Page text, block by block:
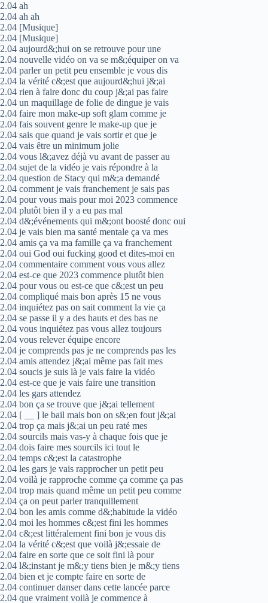
2.04 ah
2.04 ah ah
2.04 [Musique]
2.04 [Musique]
2.04 aujourd&;hui on se retrouve pour une
2.04 nouvelle vidéo on va se m&;équiper on va
2.04 parler un petit peu ensemble je vous dis
2.04 la vérité c&;est que aujourd&;hui j&;ai
2.04 rien à faire donc du coup j&;ai pas faire
2.04 un maquillage de folie de dingue je vais
2.04 faire mon make-up soft glam comme je
2.04 fais souvent genre le make-up que je
2.04 sais que quand je vais sortir et que je
2.04 vais être un minimum jolie
2.04 vous l&;avez déjà vu avant de passer au
2.04 sujet de la vidéo je vais répondre à la
2.04 question de Stacy qui m&;a demandé
2.04 comment je vais franchement je sais pas
2.04 pour vous mais pour moi 2023 commence
2.04 plutôt bien il y a eu pas mal
2.04 d&;événements qui m&;ont boosté donc oui
2.04 je vais bien ma santé mentale ça va mes
2.04 amis ça va ma famille ça va franchement
2.04 oui God oui fucking good et dites-moi en
2.04 commentaire comment vous vous allez
2.04 est-ce que 2023 commence plutôt bien
2.04 pour vous ou est-ce que c&;est un peu
2.04 compliqué mais bon après 15 ne vous
2.04 inquiétez pas on sait comment la vie ça
2.04 se passe il y a des hauts et des bas ne
2.04 vous inquiétez pas vous allez toujours
2.04 vous relever équipe encore
2.04 je comprends pas je ne comprends pas les
2.04 amis attendez j&;ai même pas fait mes
2.04 soucis je suis là je vais faire la vidéo
2.04 est-ce que je vais faire une transition
2.04 les gars attendez
2.04 bon ça se trouve que j&;ai tellement
2.04 [ __ ] le bail mais bon on s&;en fout j&;ai
2.04 trop ça mais j&;ai un peu raté mes
2.04 sourcils mais vas-y à chaque fois que je
2.04 dois faire mes sourcils ici tout le
2.04 temps c&;est la catastrophe
2.04 les gars je vais rapprocher un petit peu
2.04 voilà je rapproche comme ça comme ça pas
2.04 trop mais quand même un petit peu comme
2.04 ça on peut parler tranquillement
2.04 bon les amis comme d&;habitude la vidéo
2.04 moi les hommes c&;est fini les hommes
2.04 c&;est littéralement fini bon je vous dis
2.04 la vérité c&;est que voilà j&;essaie de
2.04 faire en sorte que ce soit fini là pour
2.04 l&;instant je m&;y tiens bien je m&;y tiens
2.04 bien et je compte faire en sorte de
2.04 continuer danser dans cette lancée parce
2.04 que vraiment voilà je commence à